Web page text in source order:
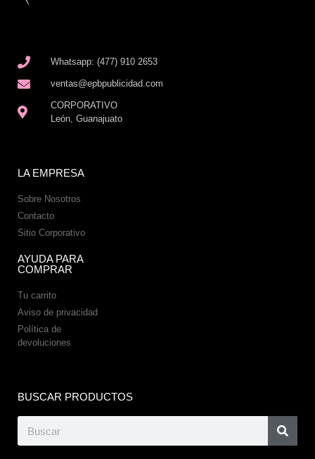
Whatsapp: (477) 910 2653
ventas@epbpublicidad.com
CORPORATIVO
León, Guanajuato
LA EMPRESA
Sobre Nosotros
Contacto
Sitio Corporativo
AYUDA PARA
COMPRAR
Tu carrito
Aviso de privacidad
Política de
devoluciones
BUSCAR PRODUCTOS